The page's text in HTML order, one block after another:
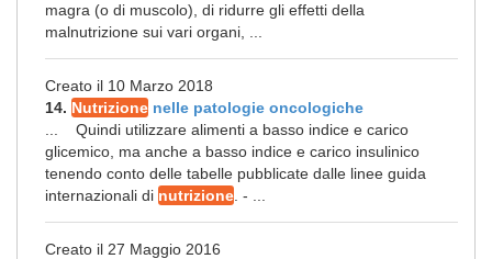
magra (o di muscolo), di ridurre gli effetti della
malnutrizione sui vari organi, ...
Creato il 10 Marzo 2018
14. Nutrizione nelle patologie oncologiche
... Quindi utilizzare alimenti a basso indice e carico
glicemico, ma anche a basso indice e carico insulinico
tenendo conto delle tabelle pubblicate dalle linee guida
internazionali di nutrizione . - ...
Creato il 27 Maggio 2016